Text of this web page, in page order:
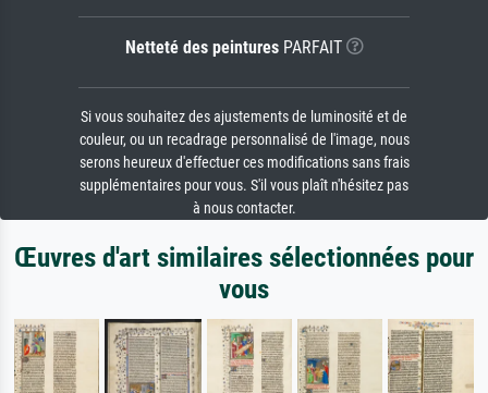
Netteté des peinturesPARFAIT
Si vous souhaitez des ajustements de luminosité et de
couleur, ou un recadrage personnalisé de l'image, nous
serons heureux d'effectuer ces modifications sans frais
supplémentaires pour vous. S'il vous plaît n'hésitez pas
à nous contacter.
Œuvres d'art similaires sélectionnées pour
vous